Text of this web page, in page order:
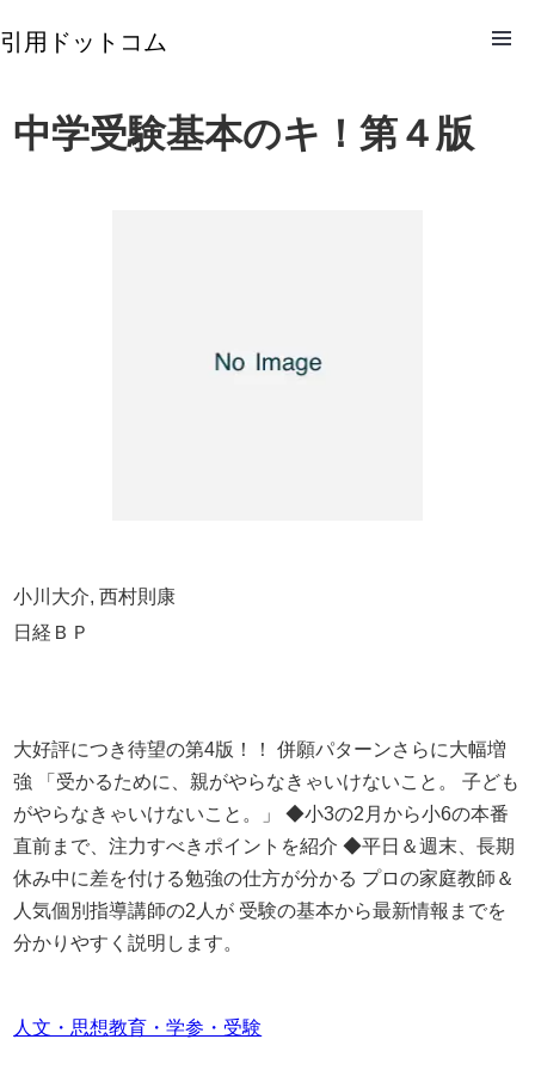
引用ドットコム
中学受験基本のキ！第４版
小川大介, 西村則康
日経ＢＰ
大好評につき待望の第4版！！ 併願パターンさらに大幅増
強 「受かるために、親がやらなきゃいけないこと。 子ども
がやらなきゃいけないこと。」 ◆小3の2月から小6の本番
直前まで、注力すべきポイントを紹介 ◆平日＆週末、長期
休み中に差を付ける勉強の仕方が分かる プロの家庭教師＆
人気個別指導講師の2人が 受験の基本から最新情報までを
分かりやすく説明します。
人文・思想教育・学参・受験